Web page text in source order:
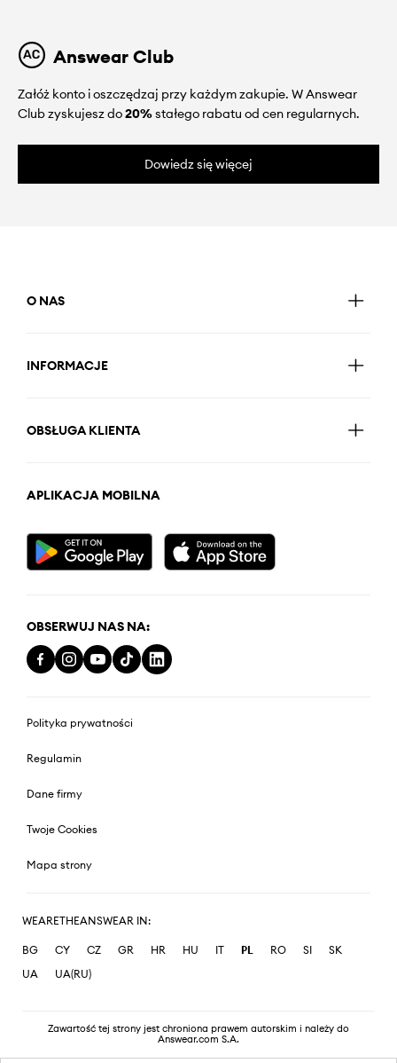
Answear Club
Załóż konto i oszczędzaj przy każdym zakupie. W Answear
Club zyskujesz do20%stałego rabatu od cen regularnych.
Dowiedz się więcej
O NAS
INFORMACJE
OBSŁUGA KLIENTA
APLIKACJA MOBILNA
OBSERWUJ NAS NA:
Polityka prywatności
Regulamin
Dane firmy
Twoje Cookies
Mapa strony
WEARETHEANSWEAR IN:
BG CY CZ GR HR HU IT PL RO SI
SK
UA
UA(RU)
Zawartość tej strony jest chroniona prawem autorskim i należy do
Answear.com S.A.